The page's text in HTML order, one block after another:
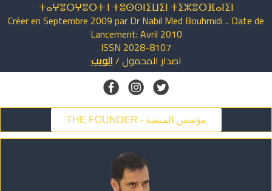
ⵜⴰⵖⴻⵔⵖⴻⵔⵜ ⵏ ⵜⵓⵙⵙⵏⵉⵡⵉⵏ ⵜⵉⵣⴻⵔⴼⴰⵏⵉⵏ
Créer en Septembre 2009 par Dr Nabil Med Bouhmidi .. Date de
Lancement: Avril 2010
ISSN 2028-8107
اصدار المحمول/الويب
THE FOUNDER - مؤسس المنصة